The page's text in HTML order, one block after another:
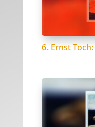
6. Ernst